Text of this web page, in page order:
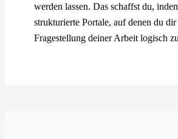
werden lassen. Das schaffst du,
strukturierte Portale, auf denen du
Fragestellung deiner Arbeit logisch